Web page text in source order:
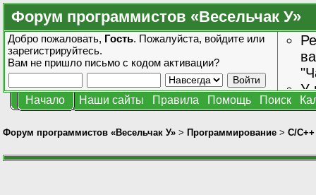
Форум программистов «Весельчак У»
Добро пожаловать, Гость. Пожалуйста, войдите или
зарегистрируйтесь.
Вам не пришло письмо с кодом активации?
У
Начало Наши сайты Правила Помощь Поиск
Форум программистов «Весельчак У» > Программирование > C/C++